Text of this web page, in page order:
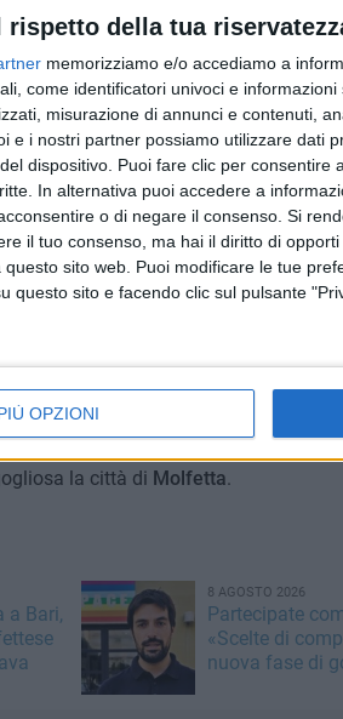
rispetto della tua
memorizziamo e/o accediamo a
come identificatori univoci e
misurazione di annunci e contenuti,
e i nostri partner possiamo utilizzare dati
dispositivo. Puoi fare clic per
In alternativa puoi accedere a
o di negare il consenso. Si
il tuo consenso, ma hai il diritto di
sito web. Puoi modificare le tue
questo sito e facendo clic sul pulsante
OPZIONI
perché anche gli autori della
per dirmi che ero stata brava. Il
e io spesso disobbedisco a
E il tempo libero? Lo trascorre
bambina della sua tenera età.
«Antonella Clerici e Carlo Conti
volta in televisione. Ero molto
che mi seguivano anche da casa».
fatto ritorno nella sua classe e nella
un bel regalo da parte dei
una grande festa con i bambini
contenta di aver vissuto questa
questo percorso e
soddisfazioni nel mondo del
con lo stesso impegno e
la città di Molfetta.
a Bari,
8 AGOSTO 2026
Partecipate
«Scelte di
nuova fase di